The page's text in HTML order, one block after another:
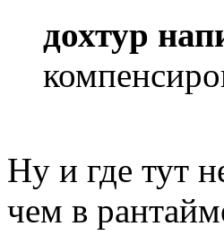
дохтур
Ну и где тут
чем в